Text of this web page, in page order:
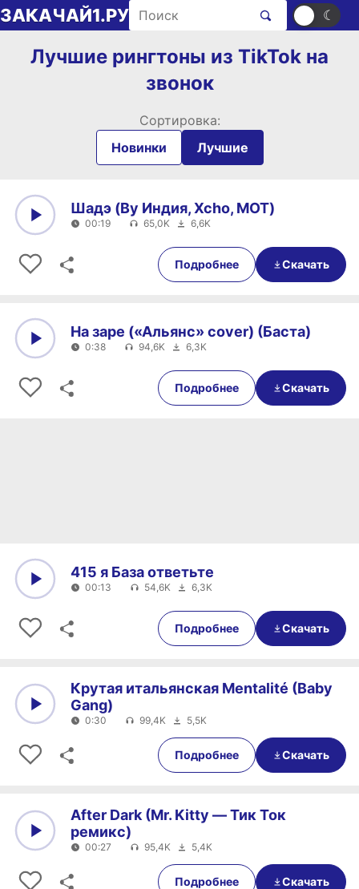
Перейти к содержимому
ЗАКАЧАЙ1.РУ Поиск рингтонов ☀ ☾
Лучшие рингтоны из TikTok на
звонок
Сортировка:
Новинки
Лучшие
00:19
Шадэ (By Индия, Xcho, MOT)
00:19 65,0K 6,6K
Подробнее Скачать
0:38
На заре («Альянс» cover) (Баста)
0:38 94,6K 6,3K
Подробнее Скачать
00:13
415 я База ответьте
00:13 54,6K 6,3K
Подробнее Скачать
0:30
Крутая итальянская Mentalité (Baby
Gang)
0:30 99,4K 5,5K
Подробнее Скачать
00:27
After Dark (Mr. Kitty — Тик Ток
ремикс)
00:27 95,4K 5,4K
Подробнее Скачать